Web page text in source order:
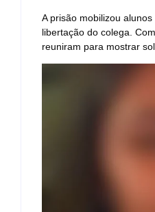
A prisão mobilizou
libertação do colega.
reuniram para mostrar